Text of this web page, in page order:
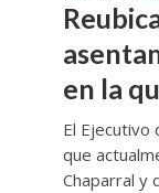
en la
El Ejecutivo
que
Chaparral y